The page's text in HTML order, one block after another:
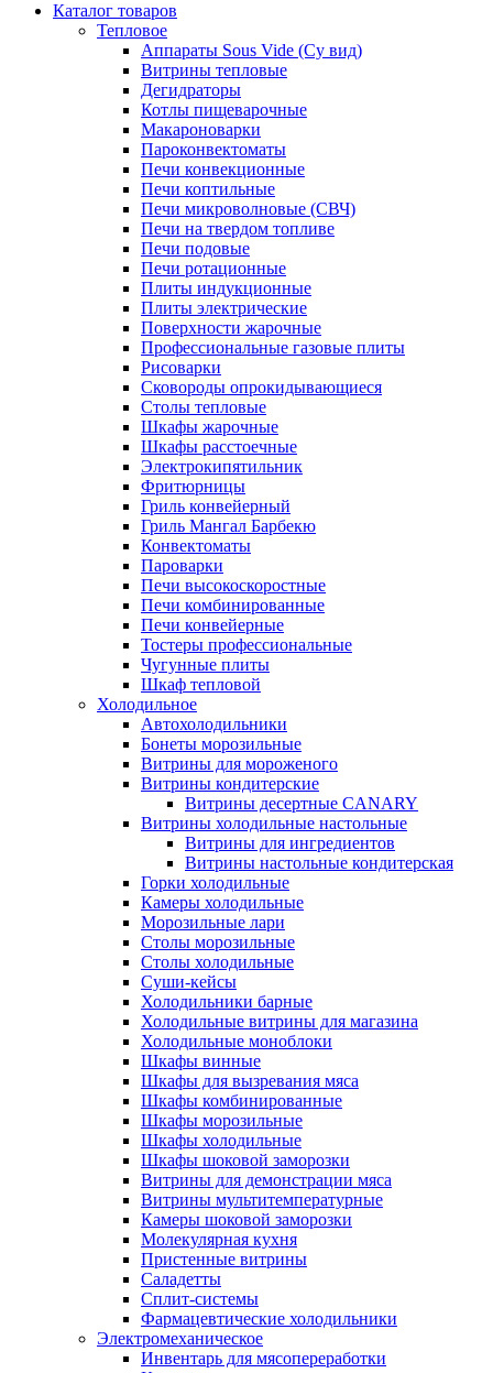
Каталог товаров
Тепловое
Аппараты Sous Vide (Су вид)
Витрины тепловые
Дегидраторы
Котлы пищеварочные
Макароноварки
Пароконвектоматы
Печи конвекционные
Печи коптильные
Печи микроволновые (СВЧ)
Печи на твердом топливе
Печи подовые
Печи ротационные
Плиты индукционные
Плиты электрические
Поверхности жарочные
Профессиональные газовые плиты
Рисоварки
Сковороды опрокидывающиеся
Столы тепловые
Шкафы жарочные
Шкафы расстоечные
Электрокипятильник
Фритюрницы
Гриль конвейерный
Гриль Мангал Барбекю
Конвектоматы
Пароварки
Печи высокоскоростные
Печи комбинированные
Печи конвейерные
Тостеры профессиональные
Чугунные плиты
Шкаф тепловой
Холодильное
Автохолодильники
Бонеты морозильные
Витрины для мороженого
Витрины кондитерские
Витрины десертные CANARY
Витрины холодильные настольные
Витрины для ингредиентов
Витрины настольные кондитерская
Горки холодильные
Камеры холодильные
Морозильные лари
Столы морозильные
Столы холодильные
Суши-кейсы
Холодильники барные
Холодильные витрины для магазина
Холодильные моноблоки
Шкафы винные
Шкафы для вызревания мяса
Шкафы комбинированные
Шкафы морозильные
Шкафы холодильные
Шкафы шоковой заморозки
Витрины для демонстрации мяса
Витрины мультитемпературные
Камеры шоковой заморозки
Молекулярная кухня
Пристенные витрины
Саладетты
Сплит-системы
Фармацевтические холодильники
Электромеханическое
Инвентарь для мясопереработки